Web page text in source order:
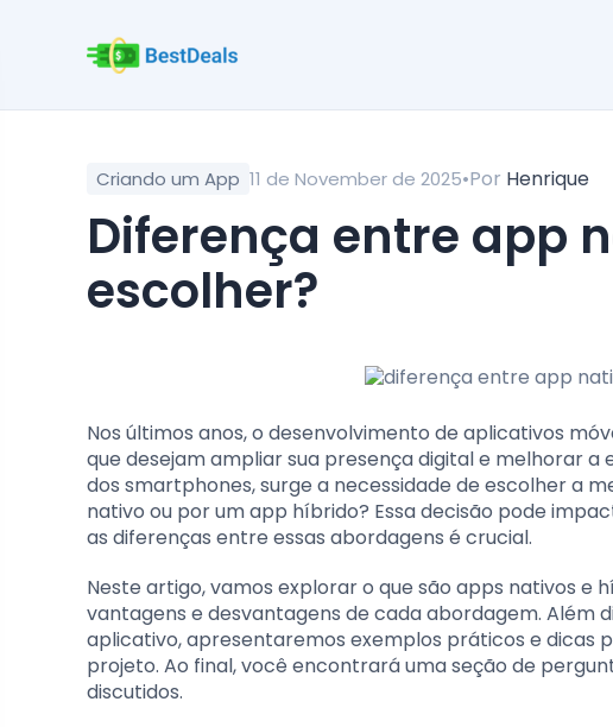
Criando um App 11 de November de 2025•Por Henrique
diferença entre app nativo e híbrido: qual
escolher?
Nos últimos anos, o desenvolvimento de aplicativos
que desejam ampliar sua presença digital e melhorar
dos smartphones, surge a necessidade de escolher a
nativo ou por um app híbrido? Essa decisão pode
as diferenças entre essas abordagens é crucial.
Neste artigo, vamos explorar o que são apps nativos e
vantagens e desvantagens de cada abordagem. Além
aplicativo, apresentaremos exemplos práticos e dicas
projeto. Ao final, você encontrará uma seção de
discutidos.